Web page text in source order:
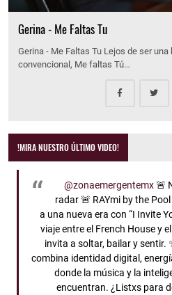
Gerina - Me Faltas Tu
Gerina - Me Faltas Tu Lejos de ser
convencional, Me faltas Tú…
!MIRA NUESTRO ÚLTIMO VIDEO!
@zonaemergentemx🚨
radar 🚨 RAYmi by the
a una nueva era con “I Invite
viaje entre el French House y
invita a soltar, bailar y sentir.
combina identidad digital,
donde la música y la
encuentran. ¿Listxs para